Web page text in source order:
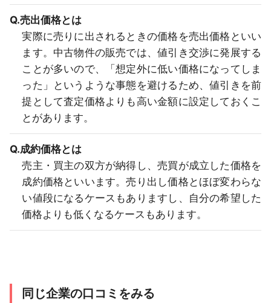
Q.売出価格とは
実際に売りに出されるときの価格を売出価格といい
ます。中古物件の販売では、値引き交渉に発展する
ことが多いので、「想定外に低い価格になってしま
った」というような事態を避けるため、値引きを前
提として査定価格よりも高い金額に設定しておくこ
とがあります。
Q.成約価格とは
売主・買主の双方が納得し、売買が成立した価格を
成約価格といいます。売り出し価格とほぼ変わらな
い値段になるケースもありますし、自分の希望した
価格よりも低くなるケースもあります。
同じ企業の口コミをみる